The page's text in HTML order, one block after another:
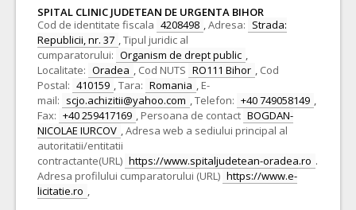
SPITAL CLINIC JUDETEAN DE URGENTA BIHOR
Cod de identitate fiscala 4208498 ,Adresa: Strada:
Republicii, nr. 37 ,Tipul juridic al
cumparatorului: Organism de drept public ,
Localitate: Oradea , Cod NUTS RO111 Bihor , Cod
Postal: 410159 ,Tara: Romania , E-
mail: scjo.achizitii@yahoo.com ,Telefon: +40 749058149 ,
Fax: +40 259417169 , Persoana de contact BOGDAN-
NICOLAE IURCOV ,Adresa web a sediului principal al
autoritatii/entitatii
contractante(URL) https://www.spitaljudetean-oradea.ro .
Adresa profilului cumparatorului (URL) https://www.e-
licitatie.ro ,